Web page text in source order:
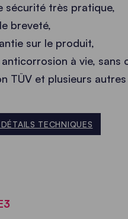
sécurité très pratique,
breveté,
sur le produit,
à vie, sans
TÜV et plusieurs
TECHNIQUES